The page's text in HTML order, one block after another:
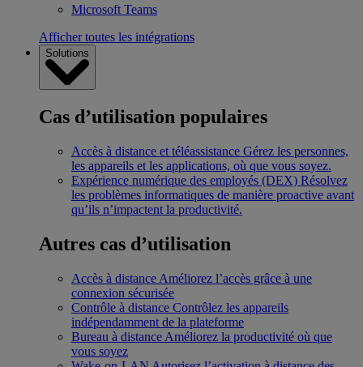
Microsoft Teams
Afficher toutes les intégrations
Solutions
Cas d’utilisation populaires
Accès à distance et téléassistance Gérez les personnes,
les appareils et les applications, où que vous soyez.
Expérience numérique des employés (DEX) Résolvez
les problèmes informatiques de manière proactive avant
qu’ils n’impactent la productivité.
Autres cas d’utilisation
Accès à distance Améliorez l’accès grâce à une
connexion sécurisée
Contrôle à distance Contrôlez les appareils
indépendamment de la plateforme
Bureau à distance Améliorez la productivité où que
vous soyez